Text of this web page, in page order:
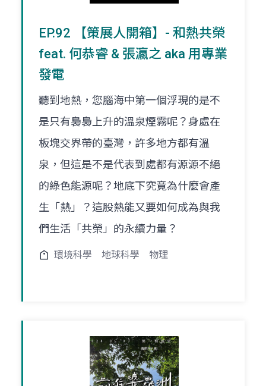
EP.92 【策展人開箱】- 和熱共榮
feat. 何恭睿 & 張瀛之 aka 用專業
發電
聽到地熱，您腦海中第一個浮現的是不
是只有裊裊上升的溫泉煙霧呢？身處在
板塊交界帶的臺灣，許多地方都有溫
泉，但這是不是代表到處都有源源不絕
的綠色能源呢？地底下究竟為什麼會產
生「熱」？這股熱能又要如何成為與我
們生活「共榮」的永續力量？
環境科學 地球科學 物理